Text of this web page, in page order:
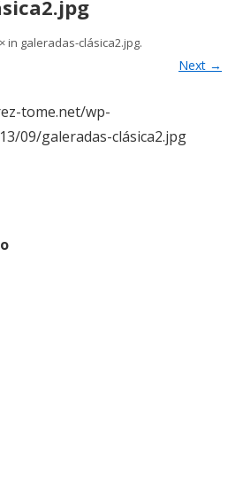
×in galeradas-clásica2.jpg.
Next →
tome.net/wp-
09/galeradas-clásica2.jpg